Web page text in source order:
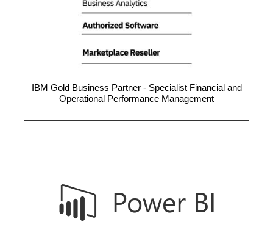
IBM Gold Business Partner - Specialist Financial and
Operational Performance Management